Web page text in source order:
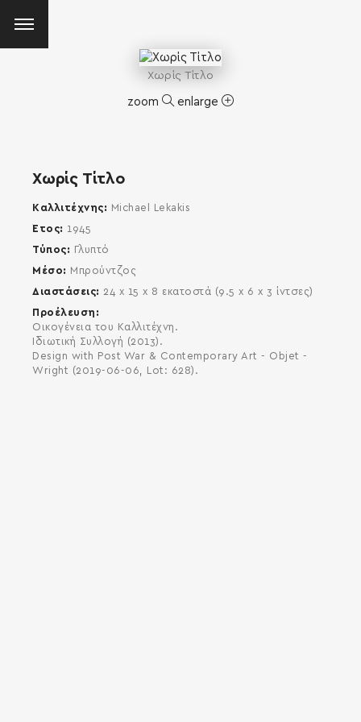
SEARCH AND PRESS ENTER
Χωρίς Τίτλο
zoom enlarge
Χωρίς Τίτλο
Καλλιτέχνης
Michael Lekakis
Έτος
1945
Τύπος
Γλυπτό
Μέσο
Μπρούντζος
Διαστάσεις
24 x 15 x 8 εκατοστά (9.5 x 6 x 3 ίντσες)
Προέλευση
Οικογένεια του Καλλιτέχνη.
Ιδιωτική Συλλογή (2013).
Design with Post War & Contemporary Art - Objet -
Wright (2019-06-06, Lot: 628).